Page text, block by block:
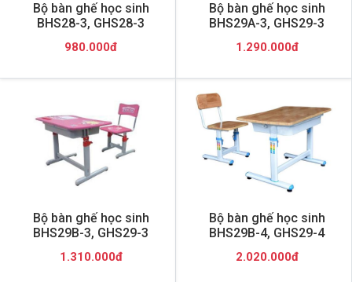
Bộ bàn ghế học sinh
BHS28-3, GHS28-3
980.000đ
Bộ bàn ghế học sinh
BHS29A-3, GHS29-3
1.290.000đ
Bộ bàn ghế học sinh
BHS29B-3, GHS29-3
1.310.000đ
Bộ bàn ghế học sinh
BHS29B-4, GHS29-4
2.020.000đ